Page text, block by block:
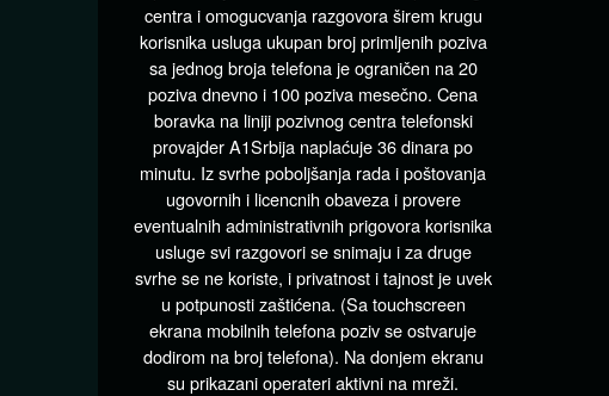
centra i omogucvanja razgovora širem krugu
korisnika usluga ukupan broj primljenih poziva
sa jednog broja telefona je ograničen na 20
poziva dnevno i 100 poziva mesečno. Cena
boravka na liniji pozivnog centra telefonski
provajder A1Srbija naplaćuje 36 dinara po
minutu. Iz svrhe poboljšanja rada i poštovanja
ugovornih i licencnih obaveza i provere
eventualnih administrativnih prigovora korisnika
usluge svi razgovori se snimaju i za druge
svrhe se ne koriste, i privatnost i tajnost je uvek
u potpunosti zaštićena. (Sa touchscreen
ekrana mobilnih telefona poziv se ostvaruje
dodirom na broj telefona). Na donjem ekranu
su prikazani operateri aktivni na mreži.